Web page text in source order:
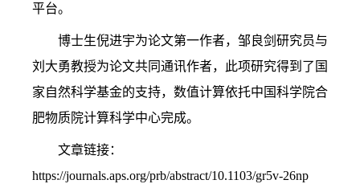
平台。
博士生倪进宇为论文第一作者，邹良剑研究员与
刘大勇教授为论文共同通讯作者，
此项研究得到了国
家自然科学基金的支持，数值计算依托中国科学院合
肥物质院计算科学中心完成。
文章链接：
https://journals.aps.org/prb/abstract/10.1103/gr5v-26np